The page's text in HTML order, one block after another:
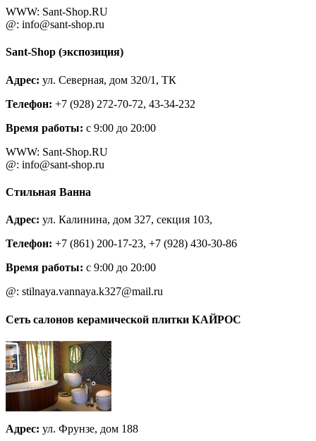
WWW: Sant-Shop.RU
@: info@sant-shop.ru
Sant-Shop (экспозиция)
Адрес: ул. Северная, дом 320/1, ТК
Телефон: +7 (928) 272-70-72, 43-34-232
Время работы: c 9:00 до 20:00
WWW: Sant-Shop.RU
@: info@sant-shop.ru
Стильная Ванна
Адрес: ул. Калинина, дом 327, секция 103,
Телефон: +7 (861) 200-17-23, +7 (928) 430-30-86
Время работы: c 9:00 до 20:00
@: stilnaya.vannaya.k327@mail.ru
Сеть салонов керамической плитки КАЙРОС
Адрес: ул. Фрунзе, дом 188